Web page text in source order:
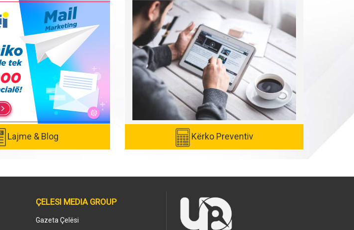
Lajme & Blog Kërko Preventiv
ÇELESI MEDIA GROUP
Gazeta Çelësi